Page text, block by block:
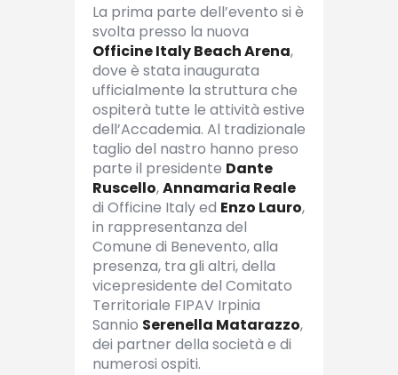
La prima parte dell’evento si è
svolta presso la nuova
Officine Italy Beach Arena,
dove è stata inaugurata
ufficialmente la struttura che
ospiterà tutte le attività estive
dell’Accademia. Al tradizionale
taglio del nastro hanno preso
parte il presidente Dante
Ruscello,Annamaria Reale
di Officine Italy ed Enzo Lauro,
in rappresentanza del
Comune di Benevento, alla
presenza, tra gli altri, della
vicepresidente del Comitato
Territoriale FIPAV Irpinia
Sannio Serenella Matarazzo,
dei partner della società e di
numerosi ospiti.